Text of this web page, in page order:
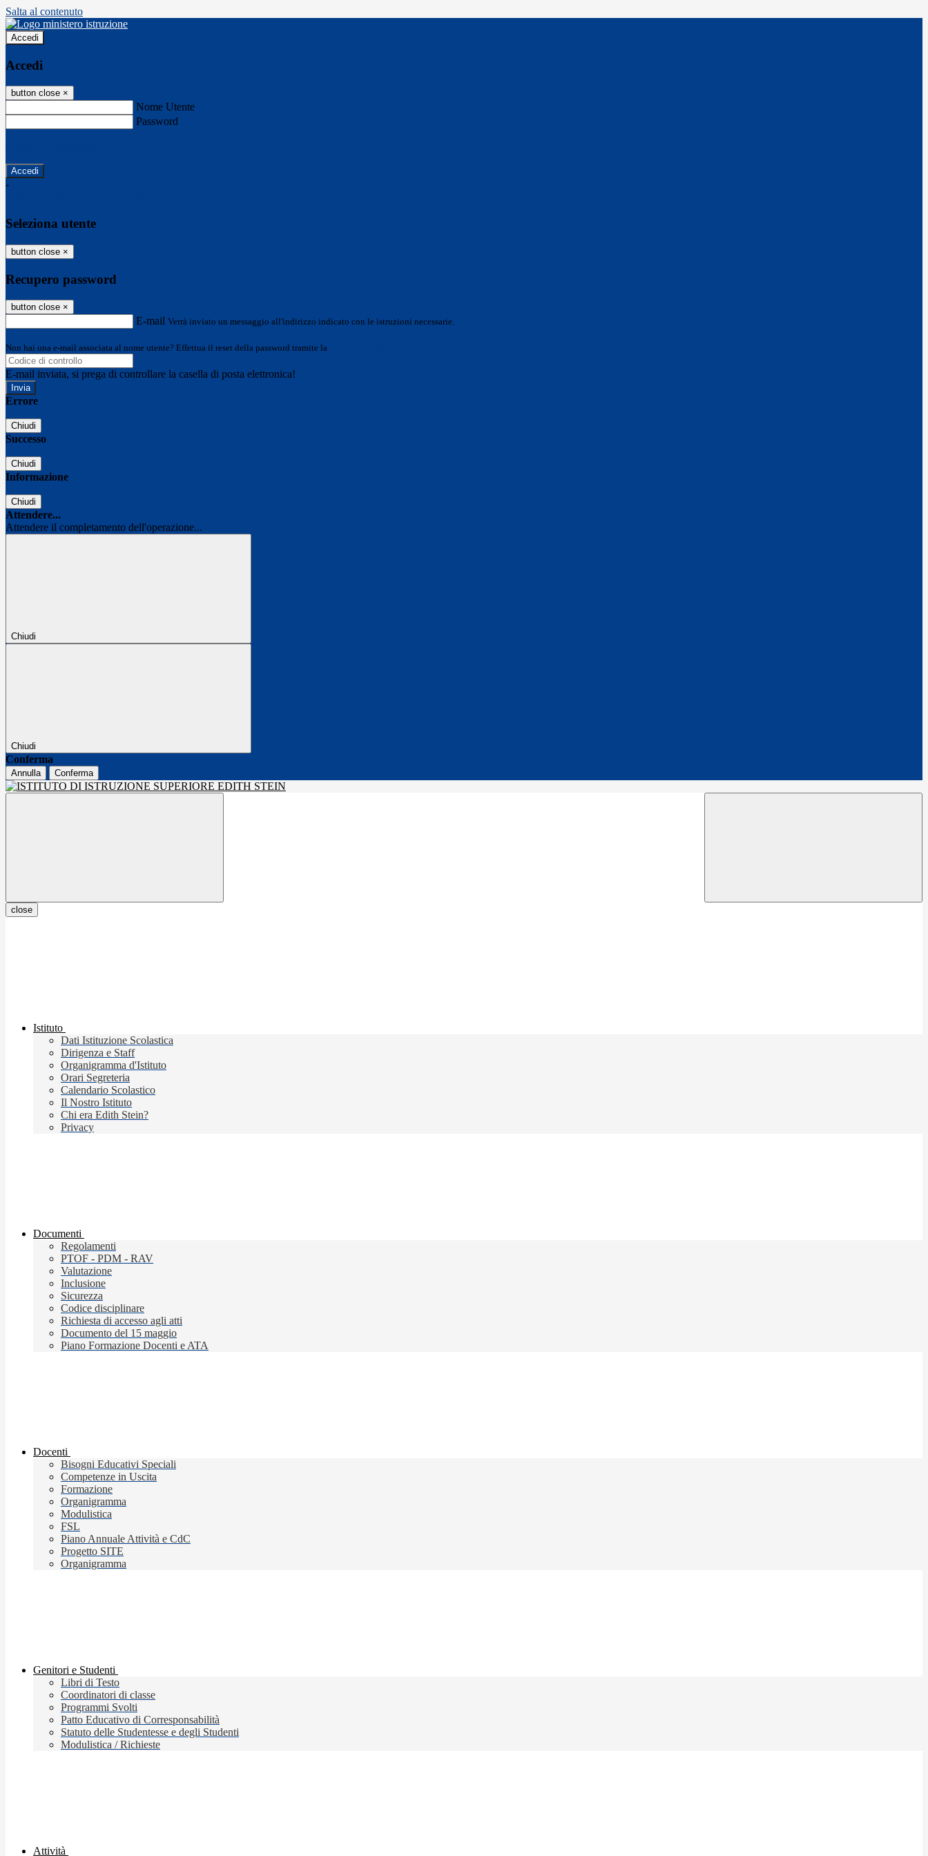
Salta al contenuto
Accedi
Accedi
button close ×
Nome Utente
Password
-
Seleziona utente
button close ×
Recupero password
button close ×
E-mail Verrà inviato un messaggio all'indirizzo indicato con le istruzioni necessarie.
Non hai una e-mail associata al nome utente? Effettua il reset della password tramite la
E-mail inviata, si prega di controllare la casella di posta elettronica!
Errore
Chiudi
Successo
Chiudi
Informazione
Chiudi
Attendere...
Attendere il completamento dell'operazione...
Chiudi
Chiudi
Conferma
Annulla Conferma
close
Istituto
Dati Istituzione Scolastica
Dirigenza e Staff
Organigramma d'Istituto
Orari Segreteria
Calendario Scolastico
Il Nostro Istituto
Chi era Edith Stein?
Privacy
Documenti
Regolamenti
PTOF - PDM - RAV
Valutazione
Inclusione
Sicurezza
Codice disciplinare
Richiesta di accesso agli atti
Documento del 15 maggio
Piano Formazione Docenti e ATA
Docenti
Bisogni Educativi Speciali
Competenze in Uscita
Formazione
Organigramma
Modulistica
FSL
Piano Annuale Attività e CdC
Progetto SITE
Organigramma
Genitori e Studenti
Libri di Testo
Coordinatori di classe
Programmi Svolti
Patto Educativo di Corresponsabilità
Statuto delle Studentesse e degli Studenti
Modulistica / Richieste
Attività